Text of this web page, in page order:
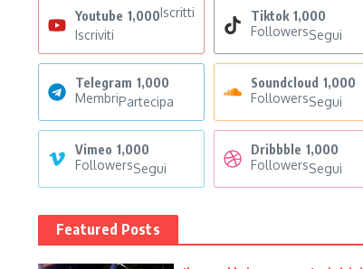
Youtube 1,000Iscritti
Iscriviti
Tiktok 1,000
FollowersSegui
Telegram 1,000
MembriPartecipa
Soundcloud 1,000
FollowersSegui
Vimeo 1,000
FollowersSegui
Dribbble 1,000
FollowersSegui
Featured Posts